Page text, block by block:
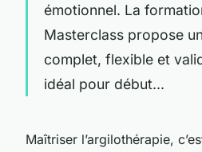
émotionnel. La
Masterclass propose
complet, flexible et
idéal pour début...
Maîtriser l’argilothérapie,